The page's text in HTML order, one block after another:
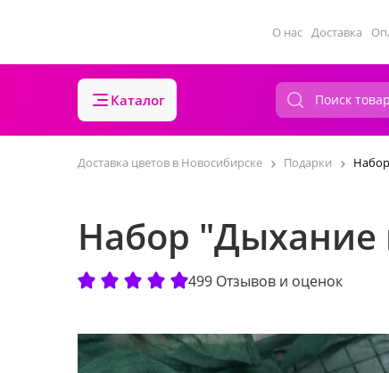
О нас Доставка
Каталог
Доставка цветов в Новосибирске Подарки
Набор "Дыхание
499 Отзывов и оценок